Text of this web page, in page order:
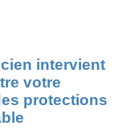
intervient
votre
protections